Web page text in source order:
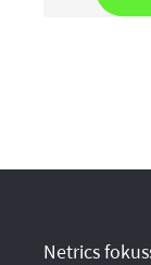
Netrics